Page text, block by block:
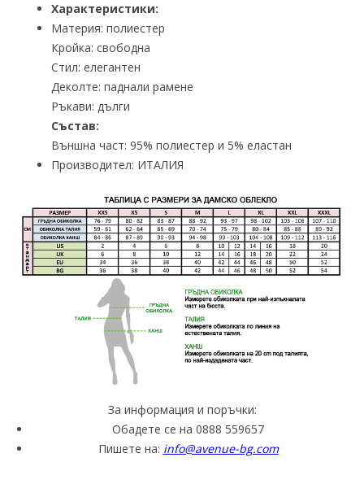
Характеристики:
Материя: полиестер
Кройка: свободна
Стил: елегантен
Деколте: паднали рамене
Ръкави: дълги
Състав:
Външна част: 95% полиестер и 5% еластан
Производител: ИТАЛИЯ
За информация и поръчки:
Обадете се на 0888 559657
Пишете на: info@avenue-bg.com